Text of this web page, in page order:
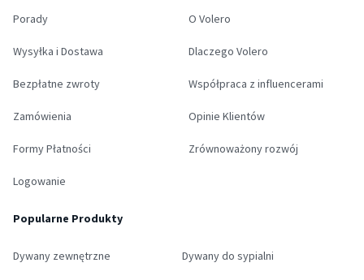
Porady
Wysyłka i Dostawa
Bezpłatne zwroty
Zamówienia
Formy Płatności
Logowanie
O Volero
Dlaczego Volero
Współpraca z influencerami
Opinie Klientów
Zrównoważony rozwój
Popularne Produkty
Dywany zewnętrzne Dywany do sypialni